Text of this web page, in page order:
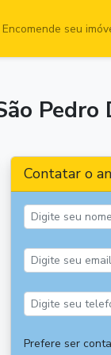
Encomende seu
Pedro
Contatar o
Prefere ser